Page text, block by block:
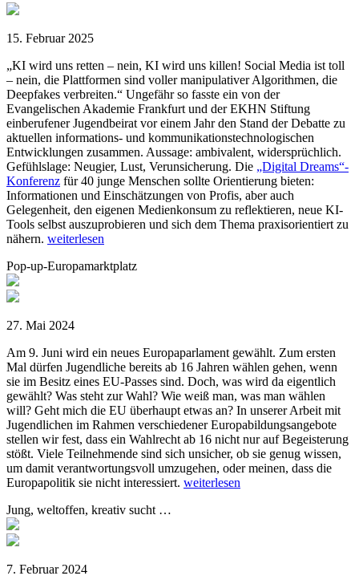
15. Februar 2025
„KI wird uns retten – nein, KI wird uns killen! Social Media ist toll
– nein, die Plattformen sind voller manipulativer Algorithmen, die
Deepfakes verbreiten.“ Ungefähr so fasste ein von der
Evangelischen Akademie Frankfurt und der EKHN Stiftung
einberufener Jugendbeirat vor einem Jahr den Stand der Debatte zu
aktuellen informations- und kommunikationstechnologischen
Entwicklungen zusammen. Aussage: ambivalent, widersprüchlich.
Gefühlslage: Neugier, Lust, Verunsicherung. Die „Digital Dreams“-
Konferenz für 40 junge Menschen sollte Orientierung bieten:
Informationen und Einschätzungen von Profis, aber auch
Gelegenheit, den eigenen Medienkonsum zu reflektieren, neue KI-
Tools selbst auszuprobieren und sich dem Thema praxisorientiert zu
nähern. weiterlesen
Pop-up-Europamarktplatz
27. Mai 2024
Am 9. Juni wird ein neues Europaparlament gewählt. Zum ersten
Mal dürfen Jugendliche bereits ab 16 Jahren wählen gehen, wenn
sie im Besitz eines EU-Passes sind. Doch, was wird da eigentlich
gewählt? Was steht zur Wahl? Wie weiß man, was man wählen
will? Geht mich die EU überhaupt etwas an? In unserer Arbeit mit
Jugendlichen im Rahmen verschiedener Europabildungsangebote
stellen wir fest, dass ein Wahlrecht ab 16 nicht nur auf Begeisterung
stößt. Viele Teilnehmende sind sich unsicher, ob sie genug wissen,
um damit verantwortungsvoll umzugehen, oder meinen, dass die
Europapolitik sie nicht interessiert. weiterlesen
Jung, weltoffen, kreativ sucht …
7. Februar 2024